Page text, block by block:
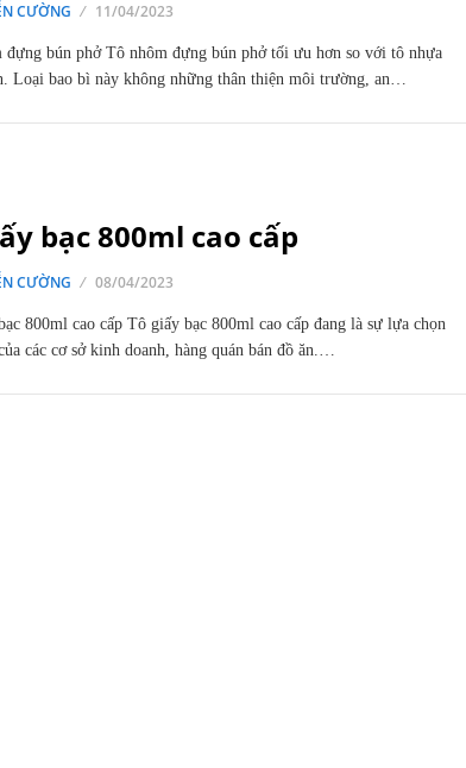
CƯỜNG 11/04/2023
đựng bún phở Tô nhôm đựng bún phở tối ưu hơn so với tô nhựa
Loại bao bì này không những thân thiện môi trường, an…
bạc 800ml cao cấp
CƯỜNG 08/04/2023
800ml cao cấp Tô giấy bạc 800ml cao cấp đang là sự lựa chọn
các cơ sở kinh doanh, hàng quán bán đồ ăn.…